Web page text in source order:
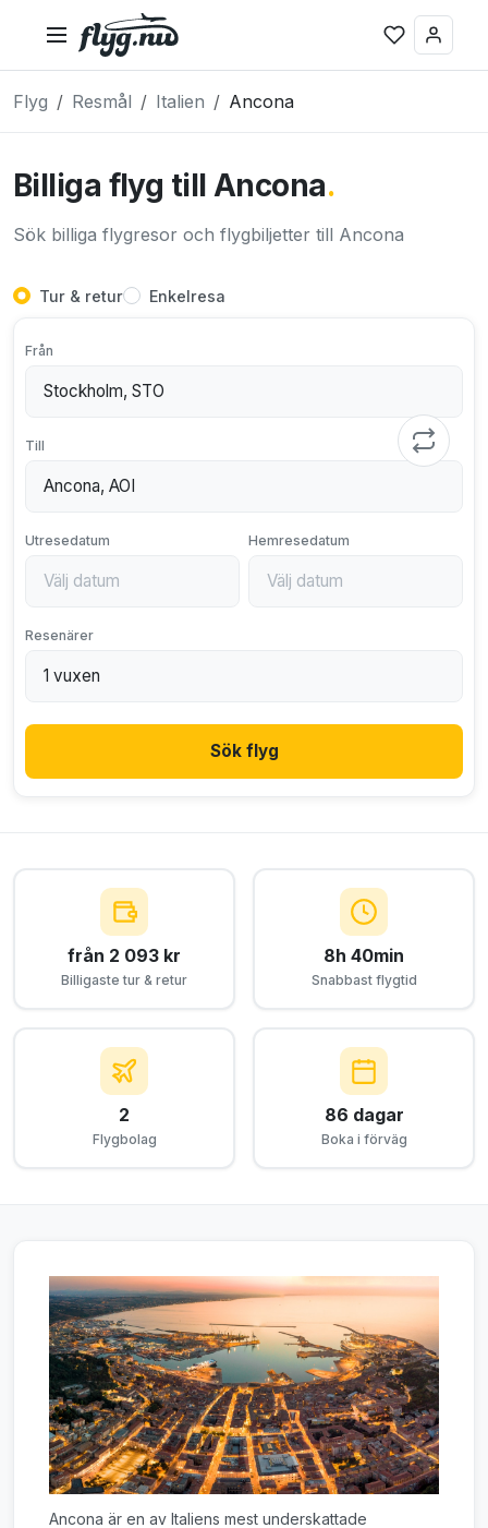
Flyg Resmål Italien Ancona
Billiga flyg till Ancona.
Sök billiga flygresor och flygbiljetter till Ancona
Tur & retur Enkelresa
Från
Till
Utresedatum Hemresedatum
Resenärer
Sök flyg
från 2 093 kr
Billigaste tur & retur
8h 40min
Snabbast flygtid
2
Flygbolag
86 dagar
Boka i förväg
Ancona är en av Italiens mest underskattade